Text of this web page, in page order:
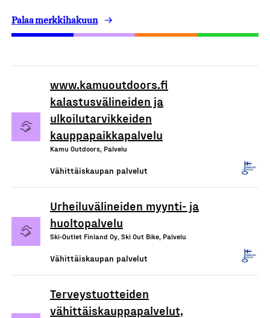
Palaa merkkihakuun
www.kamuoutdoors.fi
kalastusvälineiden ja
ulkoilutarvikkeiden
kauppapaikkapalvelu
Kamu Outdoors, Palvelu
Vähittäiskaupan palvelut
Urheiluvälineiden myynti- ja
huoltopalvelu
Ski-Outlet Finland Oy, Ski Out Bike, Palvelu
Vähittäiskaupan palvelut
Terveystuotteiden
vähittäiskauppapalvelut,